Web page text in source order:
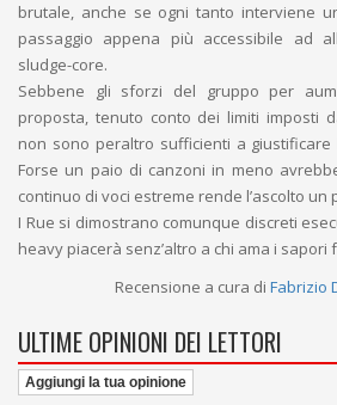
brutale, anche se ogni tanto interviene
passaggio appena più accessibile ad
sludge-core.
Sebbene gli sforzi del gruppo per
proposta, tenuto conto dei limiti imposti
non sono peraltro sufficienti a
Forse un paio di canzoni in meno
continuo di voci estreme rende l’ascolto un
I Rue si dimostrano comunque discreti
heavy piacerà senz’altro a chi ama i sapori
Recensione a cura di Fabrizio
ULTIME OPINIONI DEI LETTORI
Aggiungi la tua opinione